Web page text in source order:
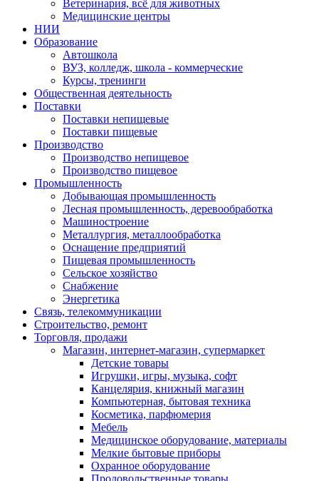
Ветеринария, всё для животных
Медицинские центры
НИИ
Образование
Автошкола
ВУЗ, колледж, школа - коммерческие
Курсы, тренинги
Общественная деятельность
Поставки
Поставки непищевые
Поставки пищевые
Производство
Производство непищевое
Производство пищевое
Промышленность
Добывающая промышленность
Лесная промышленность, деревообработка
Машиностроение
Металлургия, металлообработка
Оснащение предприятий
Пищевая промышленность
Сельское хозяйство
Снабжение
Энергетика
Связь, телекоммуникации
Строительство, ремонт
Торговля, продажи
Магазин, интернет-магазин, супермаркет
Детские товары
Игрушки, игры, музыка, софт
Канцелярия, книжный магазин
Компьютерная, бытовая техника
Косметика, парфюмерия
Мебель
Медицинское оборудование, материалы
Мелкие бытовые приборы
Охранное оборудование